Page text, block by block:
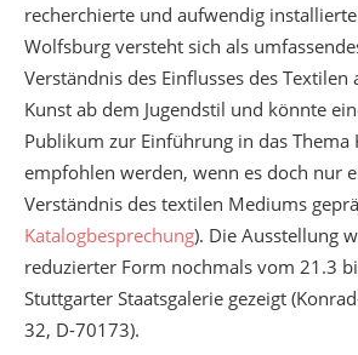
recherchierte und aufwendig
Wolfsburg versteht sich als
Verständnis des Einflusses des
Kunst ab dem Jugendstil und könnte
Publikum zur Einführung in das Thema
empfohlen werden, wenn es doch nur
Verständnis des textilen Mediums
Katalogbesprechung). Die Ausstellung
reduzierter Form nochmals vom 21.3
Stuttgarter Staatsgalerie gezeigt
32, D-70173).